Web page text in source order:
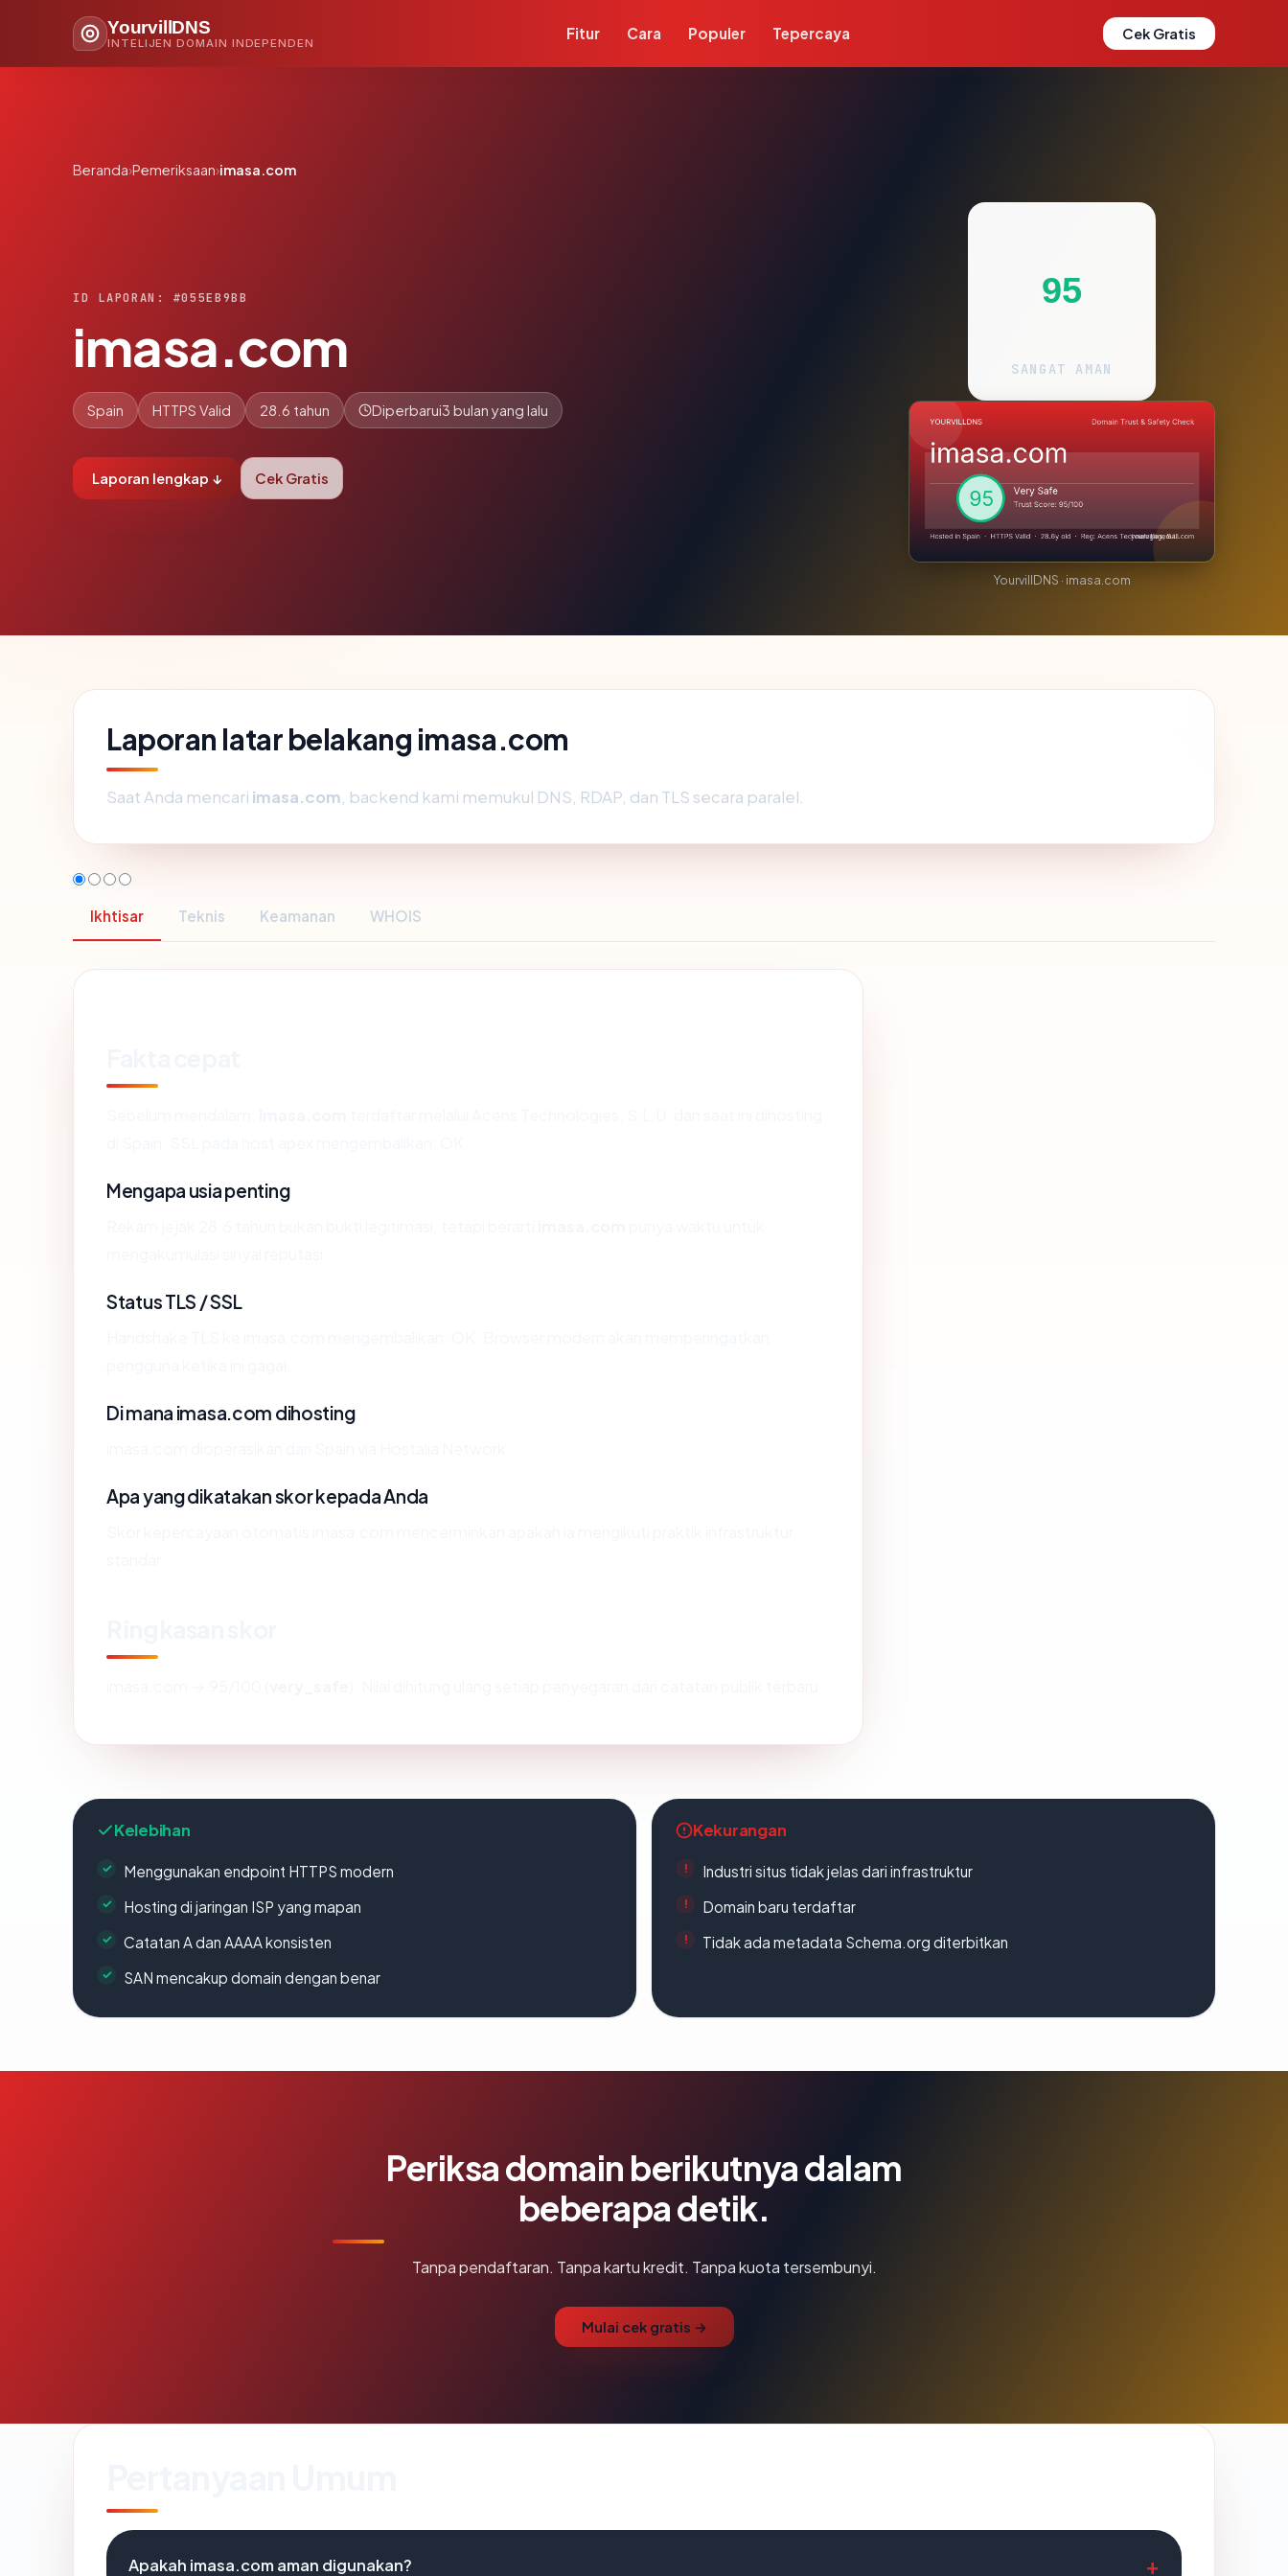
YourvillDNS
INTELIJEN DOMAIN INDEPENDEN
Fitur Cara Populer Tepercaya Cek Gratis
Beranda›Pemeriksaan›imasa.com
ID LAPORAN: #055EB9BB
imasa.com
Spain HTTPS Valid 28.6 tahun Diperbarui3 bulan yang lalu
Laporan lengkap ↓ Cek Gratis
95
SANGAT AMAN
YourvillDNS · imasa.com
Laporan latar belakang imasa.com
Saat Anda mencari imasa.com , backend kami memukul DNS, RDAP, dan TLS secara paralel.
Ikhtisar Teknis Keamanan WHOIS
Mengapa usia penting
Status TLS / SSL
Di mana imasa.com dihosting
Apa yang dikatakan skor kepada Anda
Kelebihan
Menggunakan endpoint HTTPS modern
Hosting di jaringan ISP yang mapan
Catatan A dan AAAA konsisten
SAN mencakup domain dengan benar
Kekurangan
Industri situs tidak jelas dari infrastruktur
Domain baru terdaftar
Tidak ada metadata Schema.org diterbitkan
Periksa domain berikutnya dalam
beberapa detik.
Tanpa pendaftaran. Tanpa kartu kredit. Tanpa kuota tersembunyi.
Mulai cek gratis →
Apakah imasa.com aman digunakan?